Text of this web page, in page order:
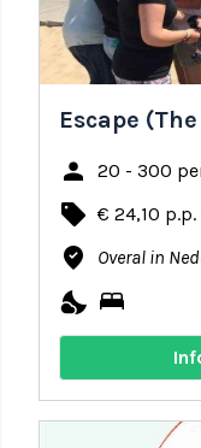
Escape
person 20 - 300
local_offer € 24,10
where_to_vote Overal in
nights_stay bed